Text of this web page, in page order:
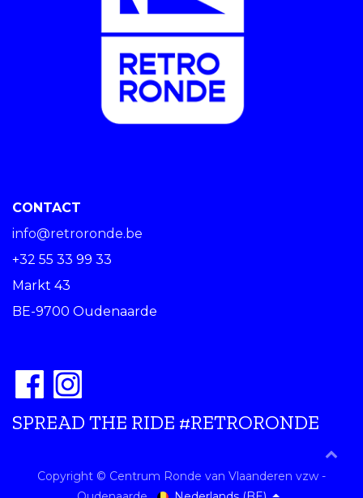
CONTACT
info@retroronde.be
+32 55 33 99 33
Markt 43
BE-9700 Oudenaarde
SPREAD THE RIDE #RETRORONDE
Copyright © Centrum Ronde van Vlaanderen vzw -